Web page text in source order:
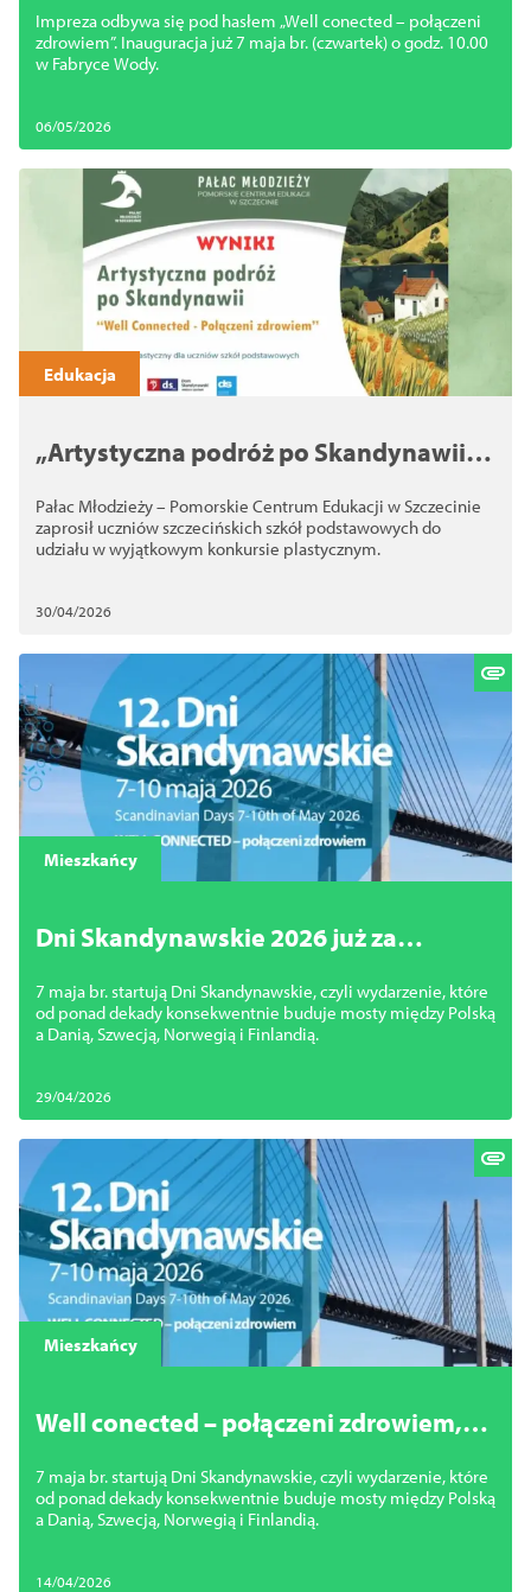
Impreza odbywa się pod hasłem „Well conected – połączeni
zdrowiem”. Inauguracja już 7 maja br. (czwartek) o godz. 10.00
w Fabryce Wody.
06/05/2026
Edukacja
„Artystyczna podróż po Skandynawii”.
Pałac Młodzieży – Pomorskie Centrum Edukacji w Szczecinie
zaprosił uczniów szczecińskich szkół podstawowych do
udziału w wyjątkowym konkursie plastycznym.
30/04/2026
Mieszkańcy
Dni Skandynawskie 2026 już za
7 maja br. startują Dni Skandynawskie, czyli wydarzenie, które
od ponad dekady konsekwentnie buduje mosty między Polską
a Danią, Szwecją, Norwegią i Finlandią.
29/04/2026
Mieszkańcy
Well conected – połączeni zdrowiem,
wkrótce
7 maja br. startują Dni Skandynawskie, czyli wydarzenie, które
od ponad dekady konsekwentnie buduje mosty między Polską
a Danią, Szwecją, Norwegią i Finlandią.
14/04/2026